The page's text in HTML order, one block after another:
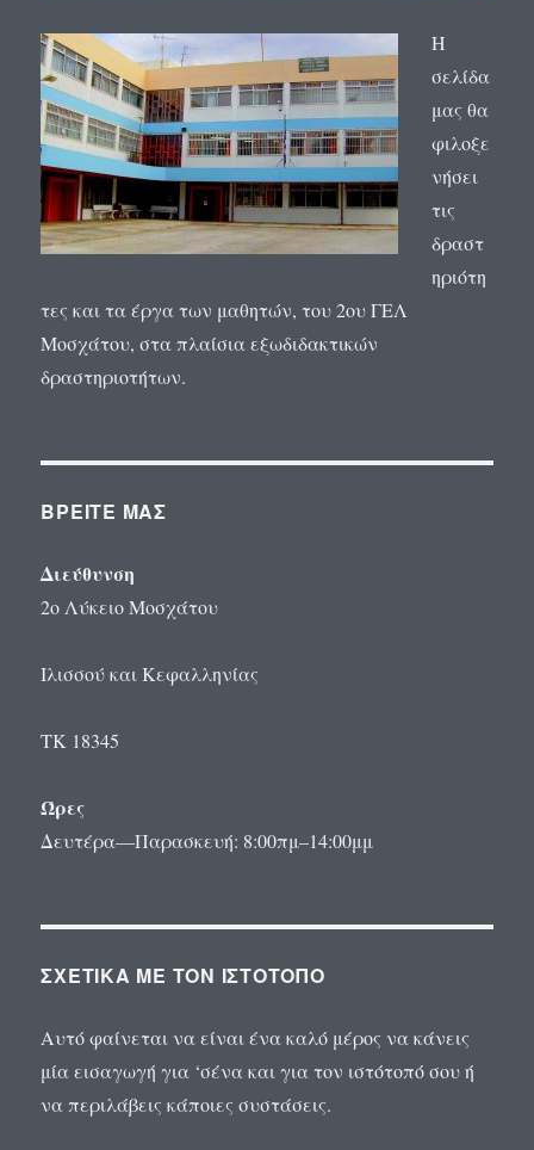
Η
σελίδα
μας θα
φιλοξε
νήσει
τις
δραστ
ηριότη
τες και τα έργα των μαθητών, του 2ου ΓΕΛ
Μοσχάτου, στα πλαίσια εξωδιδακτικών
δραστηριοτήτων.
ΒΡΕΊΤΕ ΜΑΣ
Διεύθυνση
2o Λύκειο Μοσχάτου
Ιλισσού και Κεφαλληνίας
ΤΚ 18345
Ώρες
Δευτέρα—Παρασκευή: 8:00πμ–14:00μμ
ΣΧΕΤΙΚΆ ΜΕ ΤΟΝ ΙΣΤΌΤΟΠΟ
Αυτό φαίνεται να είναι ένα καλό μέρος να κάνεις
μία εισαγωγή για ‘σένα και για τον ιστότοπό σου ή
να περιλάβεις κάποιες συστάσεις.